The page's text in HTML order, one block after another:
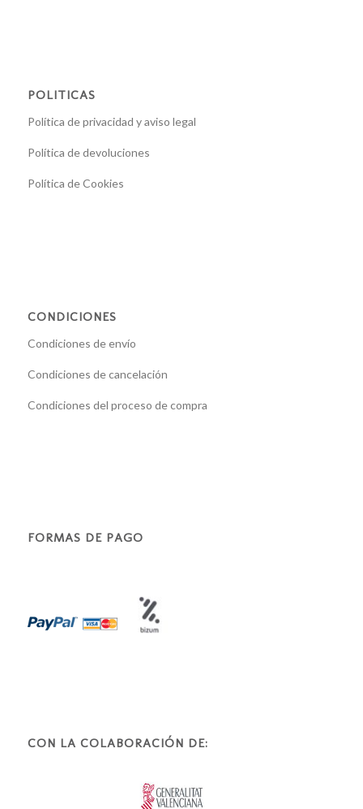
POLITICAS
Política de privacidad y aviso legal
Política de devoluciones
Política de Cookies
CONDICIONES
Condiciones de envío
Condiciones de cancelación
Condiciones del proceso de compra
FORMAS DE PAGO
CON LA COLABORACIÓN DE: